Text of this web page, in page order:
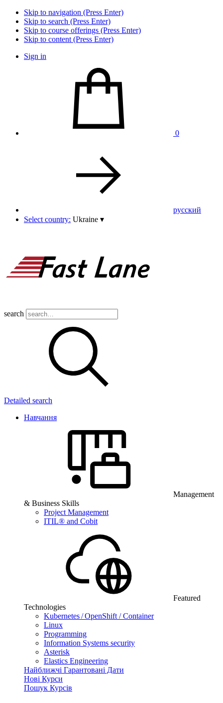
Skip to navigation (Press Enter)
Skip to search (Press Enter)
Skip to course offerings (Press Enter)
Skip to content (Press Enter)
Sign in
0
pусский
Select country: Ukraine ▾
search
Detailed search
Навчання
Management
& Business Skills
Project Management
ITIL® and Cobit
Featured
Technologies
Kubernetes / OpenShift / Container
Linux
Programming
Information Systems security
Asterisk
Elastics Engineering
Найближчі Гарантовані Дати
Нові Курси
Пошук Курсів